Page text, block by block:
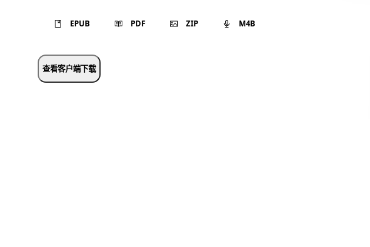
EPUB PDF ZIP M4B
查看客户端下载